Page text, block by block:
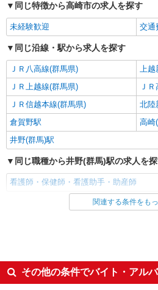
同じ特徴から高崎市の求人を探す
未経験歓迎 交通
同じ沿線・駅から求人を探す
ＪＲ八高線(群馬県)
上越
ＪＲ上越線(群馬県)
Ｊ
ＪＲ信越本線(群馬県)
北陸
倉賀野駅
高崎
井野(群馬)駅
同じ職種から井野(群馬)駅の求人を
看護師・保健師・看護助手・助産師
同じ雇用形態から井野(群馬)駅の求人
未経験歓迎 交通
関連する条件をも
その他の条件でバイト・アル